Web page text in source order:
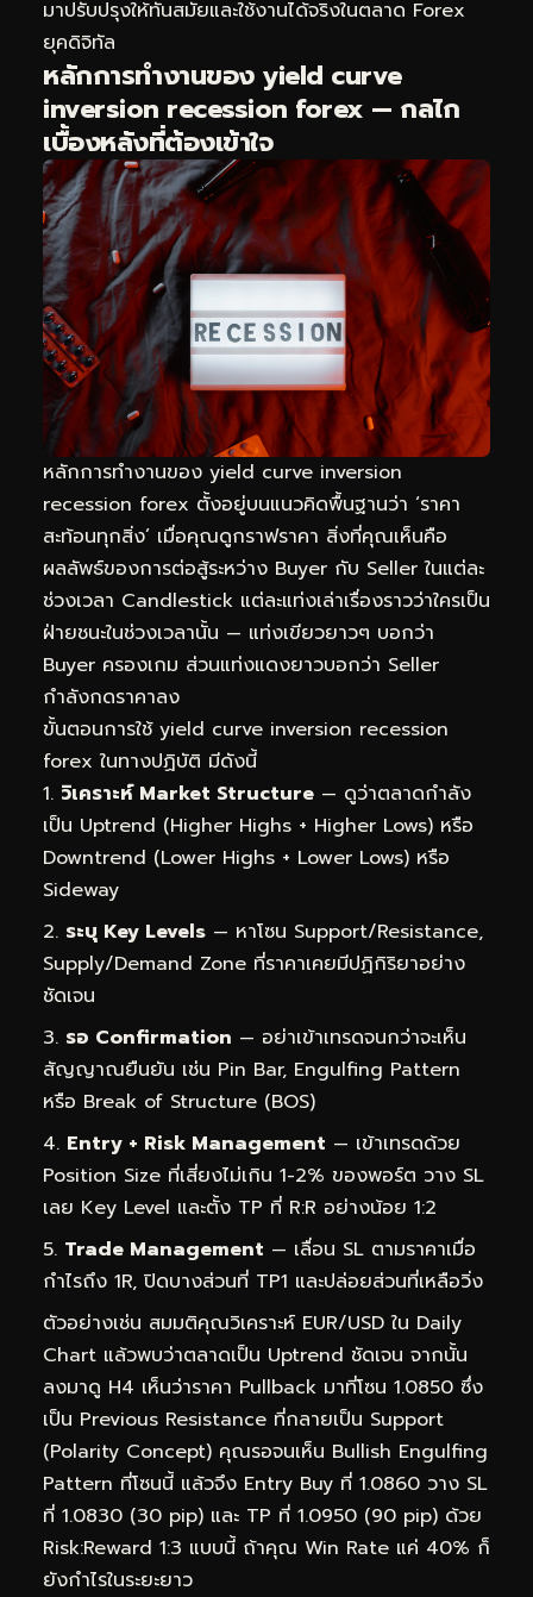
มาปรับปรุงให้ทันสมัยและใช้งานได้จริงในตลาด Forex
ยุคดิจิทัล
หลักการทำงานของ yield curve
inversion recession forex — กลไก
เบื้องหลังที่ต้องเข้าใจ
หลักการทำงานของ yield curve inversion
recession forex ตั้งอยู่บนแนวคิดพื้นฐานว่า ‘ราคา
สะท้อนทุกสิ่ง’ เมื่อคุณดูกราฟราคา สิ่งที่คุณเห็นคือ
ผลลัพธ์ของการต่อสู้ระหว่าง Buyer กับ Seller ในแต่ละ
ช่วงเวลา Candlestick แต่ละแท่งเล่าเรื่องราวว่าใครเป็น
ฝ่ายชนะในช่วงเวลานั้น — แท่งเขียวยาวๆ บอกว่า
Buyer ครองเกม ส่วนแท่งแดงยาวบอกว่า Seller
กำลังกดราคาลง
ขั้นตอนการใช้ yield curve inversion recession
forex ในทางปฏิบัติ มีดังนี้
วิเคราะห์ Market Structure — ดูว่าตลาดกำลัง
เป็น Uptrend (Higher Highs + Higher Lows) หรือ
Downtrend (Lower Highs + Lower Lows) หรือ
Sideway
ระบุ Key Levels — หาโซน Support/Resistance,
Supply/Demand Zone ที่ราคาเคยมีปฏิกิริยาอย่าง
ชัดเจน
รอ Confirmation — อย่าเข้าเทรดจนกว่าจะเห็น
สัญญาณยืนยัน เช่น Pin Bar, Engulfing Pattern
หรือ Break of Structure (BOS)
Entry + Risk Management — เข้าเทรดด้วย
Position Size ที่เสี่ยงไม่เกิน 1-2% ของพอร์ต วาง SL
เลย Key Level และตั้ง TP ที่ R:R อย่างน้อย 1:2
Trade Management — เลื่อน SL ตามราคาเมื่อ
กำไรถึง 1R, ปิดบางส่วนที่ TP1 และปล่อยส่วนที่เหลือวิ่ง
ตัวอย่างเช่น สมมติคุณวิเคราะห์ EUR/USD ใน Daily
Chart แล้วพบว่าตลาดเป็น Uptrend ชัดเจน จากนั้น
ลงมาดู H4 เห็นว่าราคา Pullback มาที่โซน 1.0850 ซึ่ง
เป็น Previous Resistance ที่กลายเป็น Support
(Polarity Concept) คุณรอจนเห็น Bullish Engulfing
Pattern ที่โซนนี้ แล้วจึง Entry Buy ที่ 1.0860 วาง SL
ที่ 1.0830 (30 pip) และ TP ที่ 1.0950 (90 pip) ด้วย
Risk:Reward 1:3 แบบนี้ ถ้าคุณ Win Rate แค่ 40% ก็
ยังกำไรในระยะยาว